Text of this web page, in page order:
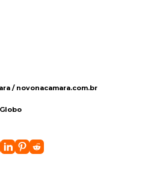
/ novonacamara.com.br